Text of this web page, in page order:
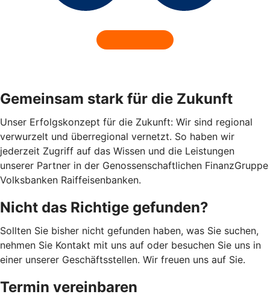
Gemeinsam stark für die Zukunft
Unser Erfolgskonzept für die Zukunft: Wir sind regional
verwurzelt und überregional vernetzt. So haben wir
jederzeit Zugriff auf das Wissen und die Leistungen
unserer Partner in der Genossenschaftlichen FinanzGruppe
Volksbanken Raiffeisenbanken.
Nicht das Richtige gefunden?
Sollten Sie bisher nicht gefunden haben, was Sie suchen,
nehmen Sie Kontakt mit uns auf oder besuchen Sie uns in
einer unserer Geschäftsstellen. Wir freuen uns auf Sie.
Termin vereinbaren